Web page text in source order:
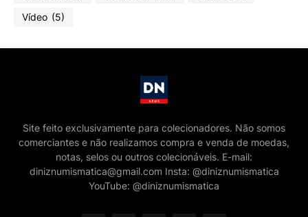
Vídeo (5)
Site feito exclusivamente para colecionadores. Não somos
comerciantes e não realizamos compra e venda de moedas,
notas, selos ou outros colecionáveis. E-mail:
diniznumismatica@gmail.com Insta: @diniznumismatica
YouTube: @diniznumismatica